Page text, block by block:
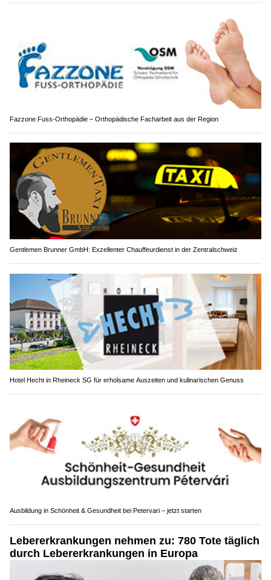
Fazzone Fuss-Orthopädie – Orthopädische Facharbeit aus der Region
Gentlemen Brunner GmbH: Exzellenter Chauffeurdienst in der Zentralschweiz
Hotel Hecht in Rheineck SG für erholsame Auszeiten und kulinarischen Genuss
Ausbildung in Schönheit & Gesundheit bei Petervari – jetzt starten
Lebererkrankungen nehmen zu: 780 Tote täglich
durch Lebererkrankungen in Europa